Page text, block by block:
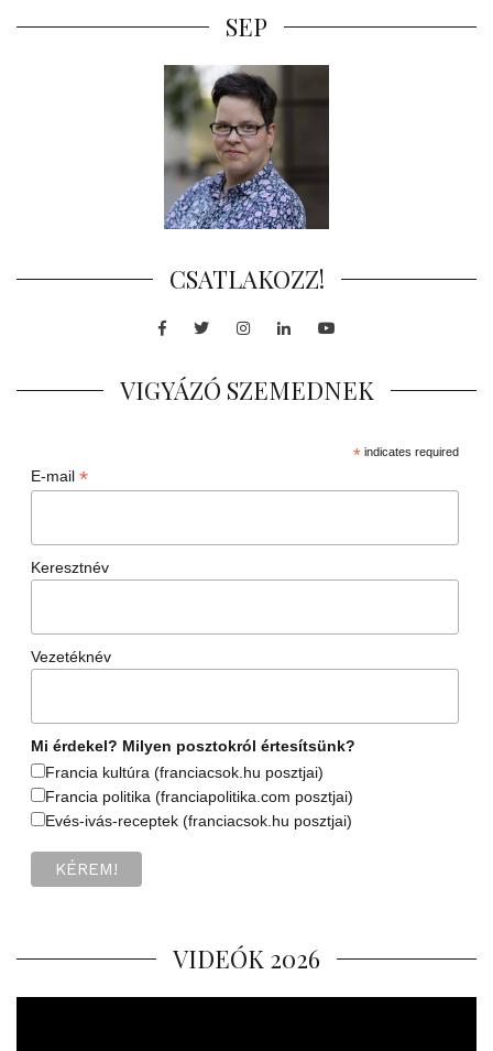
SEP
CSATLAKOZZ!
Facebook
TwitterInstagram
LinkedInYoutube
VIGYÁZÓ SZEMEDNEK
*indicates required
E-mail *
Keresztnév
Vezetéknév
Mi érdekel? Milyen posztokról értesítsünk?
Francia kultúra (franciacsok.hu posztjai)
Francia politika (franciapolitika.com posztjai)
Evés-ivás-receptek (franciacsok.hu posztjai)
VIDEÓK 2026